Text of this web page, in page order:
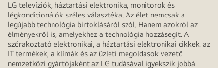
LG televíziók, háztartási elektronika, monitorok és
légkondicionálók széles választéka. Az élet nemcsak a
legújabb technológia birtoklásáról szól. Hanem azokról az
élményekről is, amelyekhez a technológia hozzásegít. A
szórakoztató elektronikai, a háztartási elektronikai cikkek, az
IT termékek, a klímák és az üzleti megoldások vezető
nemzetközi gyártójaként az LG tudásával igyekszik jobbá